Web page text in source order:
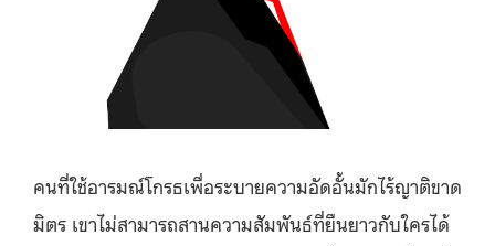
คนที่ใช้อารมณ์โกรธเพื่อระบายความอัดอั้นมักไร้ญาติขาด
มิตร เขาไม่สามารถสานความสัมพันธ์ที่ยืนยาวกับใครได้